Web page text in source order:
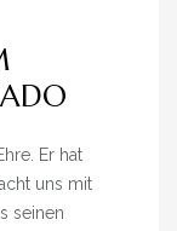
Er hat
uns mit
seinen